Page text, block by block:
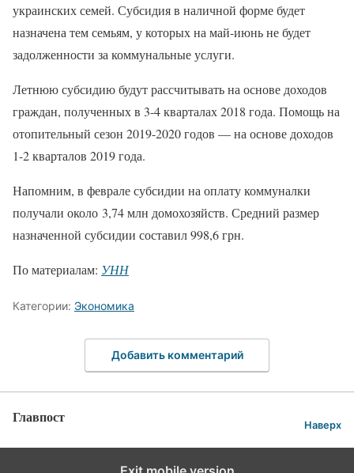
украинских семей. Субсидия в наличной форме будет
назначена тем семьям, у которых на май-июнь не будет
задолженности за коммунальные услуги.
Летнюю субсидию будут рассчитывать на основе доходов
граждан, полученных в 3-4 кварталах 2018 года. Помощь на
отопительный сезон 2019-2020 годов — на основе доходов
1-2 кварталов 2019 года.
Напомним, в феврале субсидии на оплату коммуналки
получали около 3,74 млн домохозяйств. Средний размер
назначенной субсидии составил 998,6 грн.
По материалам: УНН
Категории: Экономика
Добавить комментарий
Главпост Наверх